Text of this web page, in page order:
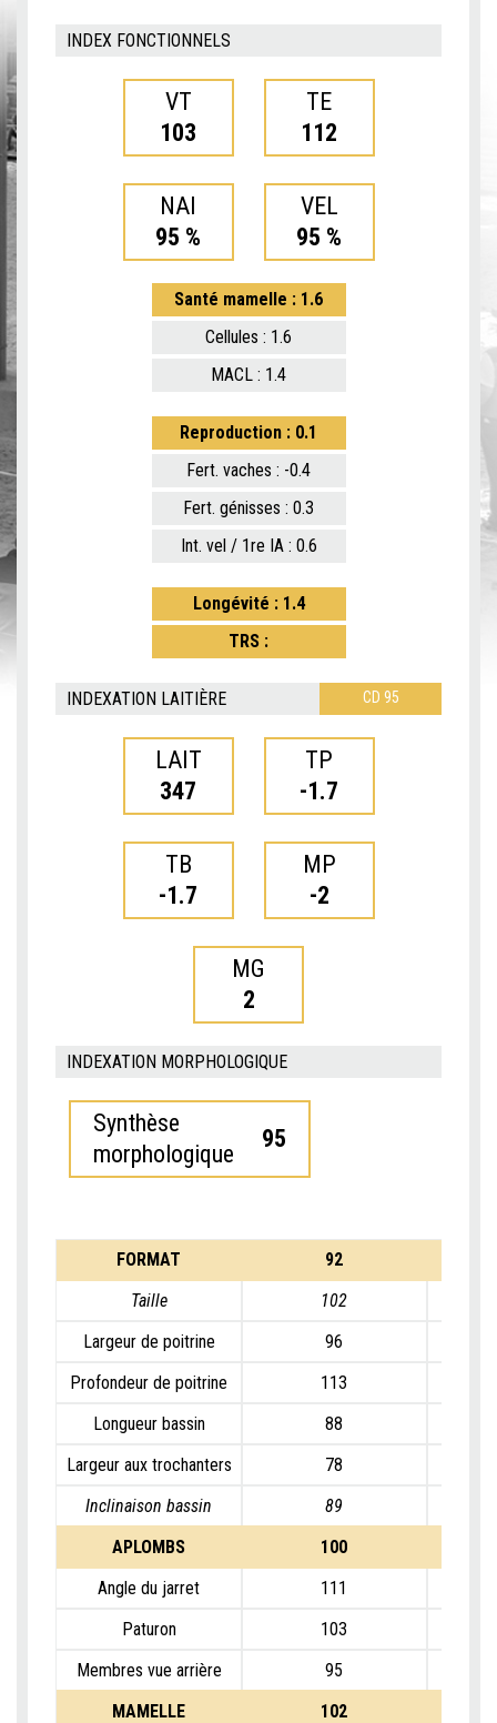
INDEX FONCTIONNELS
VT
103
TE
112
NAI
95 %
VEL
95 %
Santé mamelle : 1.6
Cellules : 1.6
MACL : 1.4
Reproduction : 0.1
Fert. vaches : -0.4
Fert. génisses : 0.3
Int. vel / 1re IA : 0.6
Longévité : 1.4
TRS :
INDEXATION LAITIÈRE CD 95
LAIT
347
TP
-1.7
TB
-1.7
MP
-2
MG
2
INDEXATION MORPHOLOGIQUE
Synthèse
morphologique
95
FORMAT
92
Taille
102
Largeur de poitrine
96
Profondeur de poitrine
113
Longueur bassin
88
Largeur aux trochanters
78
Inclinaison bassin
89
APLOMBS
100
Angle du jarret
111
Paturon
103
Membres vue arrière
95
MAMELLE
102